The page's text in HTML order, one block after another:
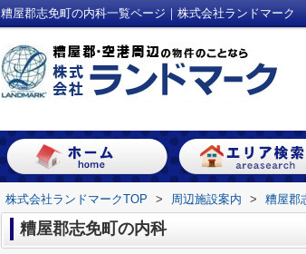
糟屋郡志免町の内科一覧ページ｜株式会社ランドマーク
株式会社ランドマークTOP > 周辺施設案内 > 糟屋郡
糟屋郡志免町の内科